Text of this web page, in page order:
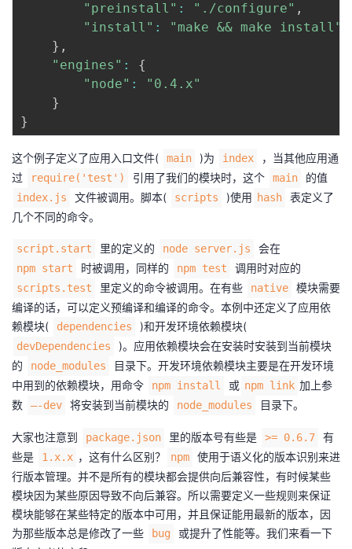
"preinstall" : "./configure" ,
"install" :
"make && make install"
} ,
"engines" :
{
"node" :
"0.4.x"
}
}
这个例子定义了应用入口文件( main )为 index
，当其他应用通
过
require('test') 引用了我们的模块时，这个 main 的值
index.js 文件被调用。脚本( scripts )使用 hash
表定义了
几个不同的命令。
script.start 里的定义的 node server.js 会在
npm start 时被调用，同样的 npm test 调用时对应的
scripts.test 里定义的命令被调用。在有些 native
模块需要
编译的话，可以定义预编译和编译的命令。本例中还定义了应用依
赖模块(
dependencies )和开发环境依赖模块(
devDependencies
)。应用依赖模块会在安装时安装到当前模块
的
node_modules
目录下。开发环境依赖模块主要是在开发环境
中用到的依赖模块，用命令
npm install 或 npm link 加上参
数
—-dev 将安装到当前模块的 node_modules 目录下。
大家也注意到 package.json 里的版本号有些是 >= 0.6.7
有
些是
1.x.x ，这有什么区别？ npm
使用于语义化的版本识别来进
行版本管理。并不是所有的模块都会提供向后兼容性，有时候某些
模块因为某些原因导致不向后兼容。所以需要定义一些规则来保证
模块能够在某些特定的版本中可用，并且保证能用最新的版本，因
为那些版本总是修改了一些
bug
或提升了性能等。我们来看一下